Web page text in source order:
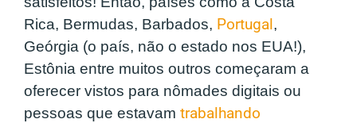
Rica, Bermudas, Barbados, Portugal ,
Geórgia (o país, não o estado nos EUA!),
Estônia entre muitos outros começaram a
oferecer vistos para nômades digitais ou
pessoas que estavam trabalhando